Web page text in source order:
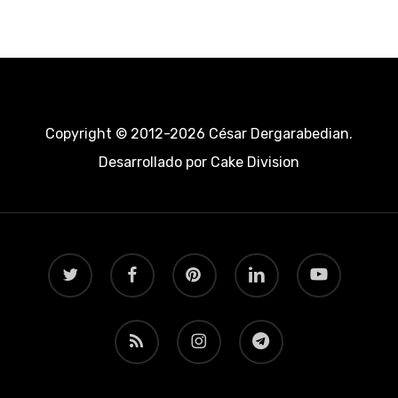
Copyright © 2012-2026 César Dergarabedian.
Desarrollado porCake Division
twitter facebook pinterest linkedin youtube
RSS instagram telegram